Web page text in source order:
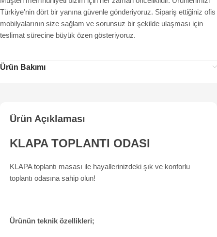
Türkiye'nin dört bir yanına güvenle gönderiyoruz. Sipariş ettiğiniz ofis
mobilyalarının size sağlam ve sorunsuz bir şekilde ulaşması için
teslimat sürecine büyük özen gösteriyoruz.
Ürün Bakımı
Ürün Açıklaması
KLAPA TOPLANTI ODASI
KLAPA toplantı masası ile hayallerinizdeki şık ve konforlu
toplantı odasına sahip olun!
Ürünün teknik özellikleri;